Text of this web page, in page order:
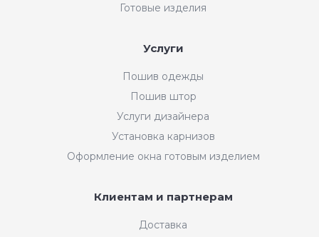
Готовые изделия
Услуги
Пошив одежды
Пошив штор
Услуги дизайнера
Установка карнизов
Оформление окна готовым изделием
Клиентам и партнерам
Доставка